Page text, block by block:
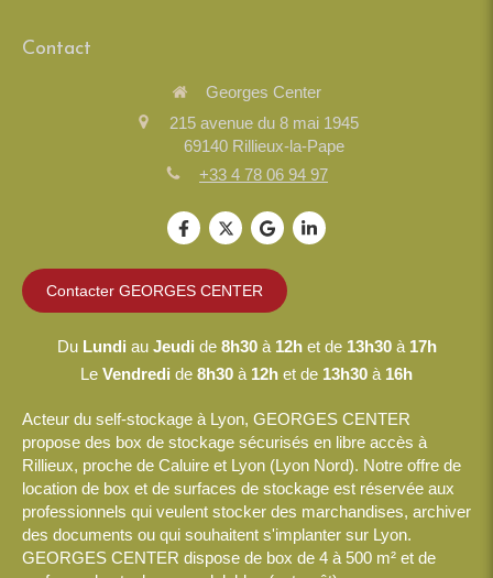
Contact
Georges Center
215 avenue du 8 mai 1945
69140 Rillieux-la-Pape
+33 4 78 06 94 97
Contacter GEORGES CENTER
Du Lundi au Jeudi de 8h30à 12het de 13h30à 17h
Le Vendredi de 8h30 à 12h et de 13h30 à 16h
Acteur du self-stockage à Lyon, GEORGES CENTER
propose des box de stockage sécurisés en libre accès à
Rillieux, proche de Caluire et Lyon (Lyon Nord). Notre offre de
location de box et de surfaces de stockage est réservée aux
professionnels qui veulent stocker des marchandises, archiver
des documents ou qui souhaitent s'implanter sur Lyon.
GEORGES CENTER dispose de box de 4 à 500 m² et de